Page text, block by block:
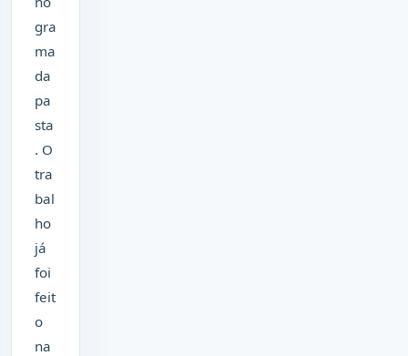
gra
ma
da
pa
sta
. O
tra
bal
ho
já
foi
feit
o
na